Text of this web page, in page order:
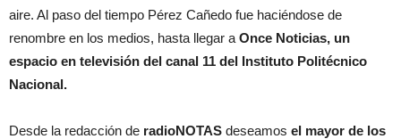
aire. Al paso del tiempo Pérez Cañedo fue haciéndose de
renombre en los medios, hasta llegar a Once Noticias, un
espacio en televisión del canal 11 del Instituto Politécnico
Nacional.
Desde la redacción de radioNOTAS deseamos el mayor de los